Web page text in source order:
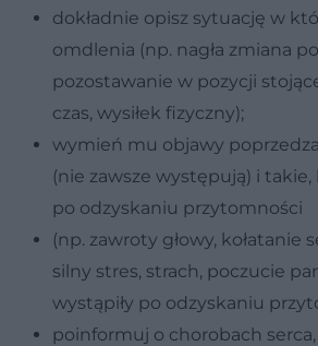
dokładnie opisz sytuację w
omdlenia (np. nagła zmiana
pozostawanie w pozycji
czas, wysiłek fizyczny);
wymień mu objawy
(nie zawsze występują) i takie,
po odzyskaniu przytomności
(np. zawroty głowy, kołatanie
silny stres, strach, poczucie
wystąpiły po odzyskaniu
poinformuj o chorobach